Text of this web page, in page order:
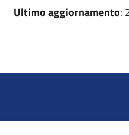
Ultimo aggiornamento: